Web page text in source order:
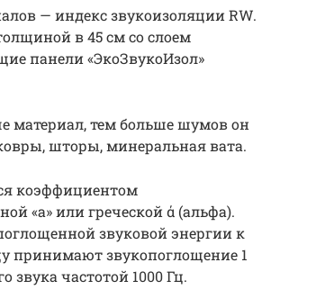
— индекс звукоизоляции RW.
в 45 см со слоем
панели «ЭкоЗвукоИзол»
материал, тем больше шумов он
шторы, минеральная вата.
коэффициентом
«а» или греческой ά (альфа).
звуковой энергии к
принимают звукопоглощение 1
звука частотой 1000 Гц.